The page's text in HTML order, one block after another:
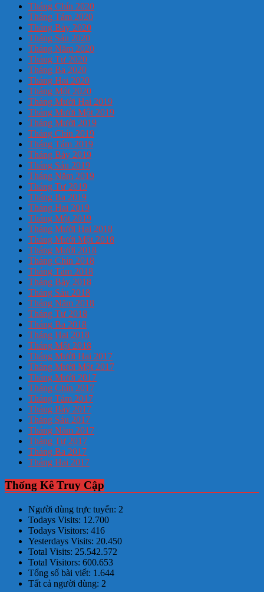
Tháng Chín 2020
Tháng Tám 2020
Tháng Bảy 2020
Tháng Sáu 2020
Tháng Năm 2020
Tháng Tư 2020
Tháng Ba 2020
Tháng Hai 2020
Tháng Một 2020
Tháng Mười Hai 2019
Tháng Mười Một 2019
Tháng Mười 2019
Tháng Chín 2019
Tháng Tám 2019
Tháng Bảy 2019
Tháng Sáu 2019
Tháng Năm 2019
Tháng Tư 2019
Tháng Ba 2019
Tháng Hai 2019
Tháng Một 2019
Tháng Mười Hai 2018
Tháng Mười Một 2018
Tháng Mười 2018
Tháng Chín 2018
Tháng Tám 2018
Tháng Bảy 2018
Tháng Sáu 2018
Tháng Năm 2018
Tháng Tư 2018
Tháng Ba 2018
Tháng Hai 2018
Tháng Một 2018
Tháng Mười Hai 2017
Tháng Mười Một 2017
Tháng Mười 2017
Tháng Chín 2017
Tháng Tám 2017
Tháng Bảy 2017
Tháng Sáu 2017
Tháng Năm 2017
Tháng Tư 2017
Tháng Ba 2017
Tháng Hai 2017
Thống Kê Truy Cập
Người dùng trực tuyến: 2
Todays Visits: 12.700
Todays Visitors: 416
Yesterdays Visits: 20.450
Total Visits: 25.542.572
Total Visitors: 600.653
Tổng số bài viết: 1.644
Tất cả người dùng: 2